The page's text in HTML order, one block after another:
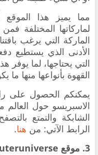
مما يميز هذا الموقع
لماركاتها المختلفة
الماركة التي يرغب
الأدنى الذي يستطيع
التي يحتاجها، لما
القهوة بأنواعها منها ما
يمكنكم الحصول على
الاسبريسو حول
الشابكة والتمتع
الرابط الآتي: من هنا.
3. موقع computeruniverse: